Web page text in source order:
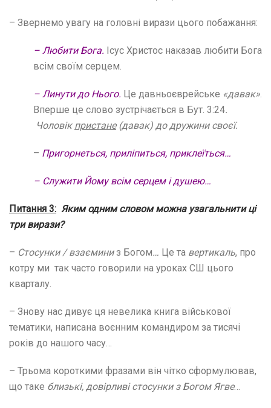
– Звернемо увагу на головні вирази цього побажання:
– Любити Бога. Ісус Христос наказав любити Бога
всім своїм серцем.
– Линути до Нього. Це давньоєврейське «давак».
Вперше це слово зустрічається в Бут. 3:24.
Чоловік пристане(давак) до дружини своєї.
– Пригорнеться, приліпиться, приклеїться…
– Служити Йому всім серцем і душею…
Питання 3: Яким одним словом можна узагальнити ці
три вирази?
– Стосунки/взаєминиз Богом… Це та вертикаль, про
котру ми так часто говорили на уроках СШ цього
кварталу.
– Знову нас дивує ця невелика книга військової
тематики, написана воєнним командиром за тисячі
років до нашого часу…
– Трьома короткими фразами він чітко сформулював,
що таке близькі, довірливі стосунки з Богом Ягве…